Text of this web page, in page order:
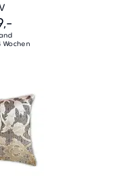
Wochen